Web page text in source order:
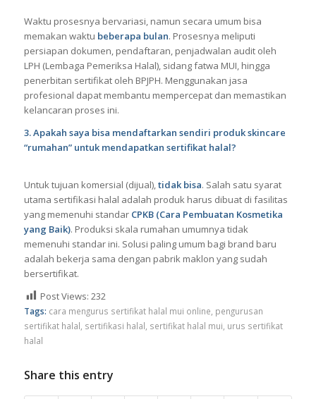
Waktu prosesnya bervariasi, namun secara umum bisa
memakan waktu beberapa bulan. Prosesnya meliputi
persiapan dokumen, pendaftaran, penjadwalan audit oleh
LPH (Lembaga Pemeriksa Halal), sidang fatwa MUI, hingga
penerbitan sertifikat oleh BPJPH. Menggunakan jasa
profesional dapat membantu mempercepat dan memastikan
kelancaran proses ini.
3. Apakah saya bisa mendaftarkan sendiri produk skincare
“rumahan” untuk mendapatkan sertifikat halal?
Untuk tujuan komersial (dijual),tidak bisa. Salah satu syarat
utama sertifikasi halal adalah produk harus dibuat di fasilitas
yang memenuhi standar CPKB (Cara Pembuatan Kosmetika
yang Baik). Produksi skala rumahan umumnya tidak
memenuhi standar ini. Solusi paling umum bagi brand baru
adalah bekerja sama dengan pabrik maklon yang sudah
bersertifikat.
Post Views: 232
Tags: cara mengurus sertifikat halal mui online, pengurusan
sertifikat halal, sertifikasi halal, sertifikat halal mui, urus sertifikat
halal
Share this entry